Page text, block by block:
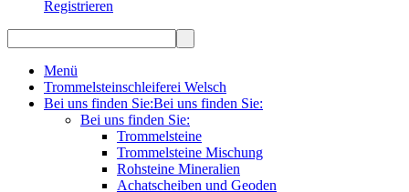
Registrieren
Menü
Trommelsteinschleiferei Welsch
Bei uns finden Sie:Bei uns finden Sie:
Bei uns finden Sie:
Trommelsteine
Trommelsteine Mischung
Rohsteine Mineralien
Achatscheiben und Geoden